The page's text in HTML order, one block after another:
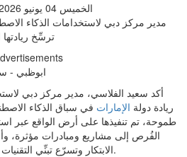
الخميس 04 يونيو 2026 11:54 صباحاً
أكد سعيد الفلاسي، مدير مركز دبي
ريادة دولة الإمارات في سباق الذكاء
طموحة، تم تنفيذها على أرض الواقع عبر
الفُرص إلى مشاريع ومبادرات
الابتكار وتسرّع تبنِّي التقنيات الحديثة في مختلف القطاعات.